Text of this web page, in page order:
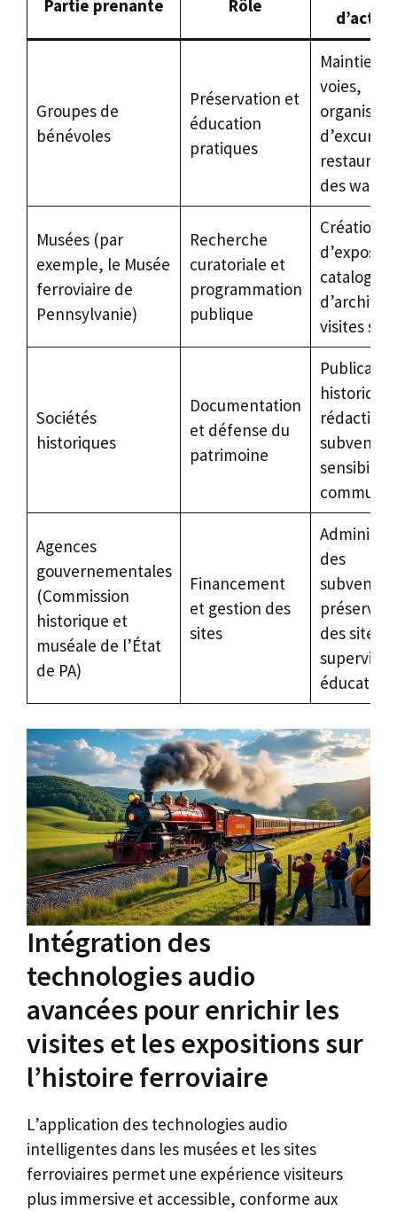
Partie prenante Rôle
Groupes de
bénévoles
Préservation et
éducation
pratiques
Maintien
voies,
des
Musées (par
exemple, le Musée
ferroviaire de
Pennsylvanie)
Recherche
curatoriale et
programmation
publique
Création
catalogage
visites
Sociétés
historiques
Documentation
et défense du
patrimoine
rédaction
Agences
gouvernementales
(Commission
historique et
muséale de l’État
de PA)
Financement
et gestion des
sites
des
des sites,
éducative
Intégration des
technologies audio
avancées pour enrichir les
visites et les expositions sur
l’histoire ferroviaire
L’application des technologies audio
intelligentes dans les musées et les sites
ferroviaires permet une expérience visiteurs
plus immersive et accessible, conforme aux